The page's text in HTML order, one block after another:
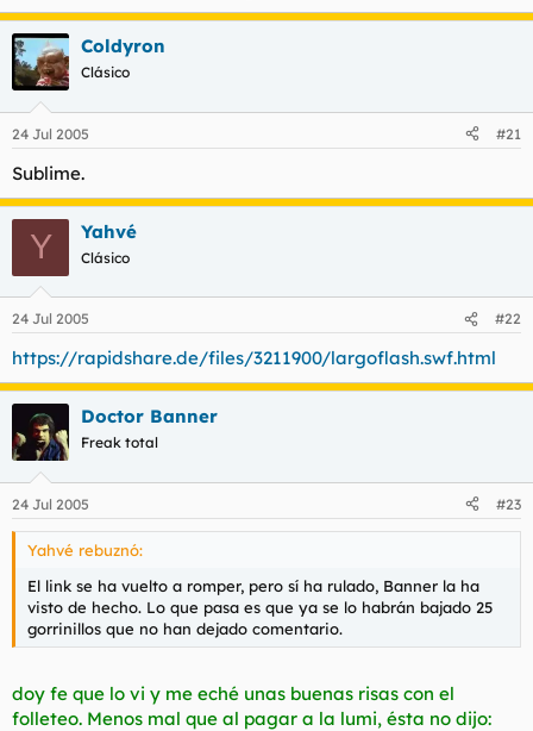
Coldyron
Clásico
24 Jul 2005 #21
Sublime.
Y Yahvé
Clásico
24 Jul 2005 #22
https://rapidshare.de/files/3211900/largoflash.swf.html
Doctor Banner
Freak total
24 Jul 2005 #23
Yahvé rebuznó:
El link se ha vuelto a romper, pero sí ha rulado, Banner la ha
visto de hecho. Lo que pasa es que ya se lo habrán bajado 25
gorrinillos que no han dejado comentario.
doy fe que lo vi y me eché unas buenas risas con el
folleteo. Menos mal que al pagar a la lumi, ésta no dijo: